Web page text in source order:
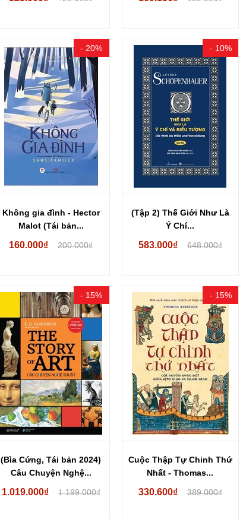
- 20%
Không gia đình - Hector
Malot (Tái bản...
160.000₫ 200.000₫
- 10%
(Tập 2) Thế Giới Như Là
Ý Chí...
583.000₫ 648.000₫
- 15%
(Bìa Cứng, Tái bản 2024)
Câu Chuyện Nghệ...
1.019.000₫ 1.199.000₫
- 15%
Cuộc Thập Tự Chinh Thứ
Nhất - Thomas...
330.600₫ 389.000₫